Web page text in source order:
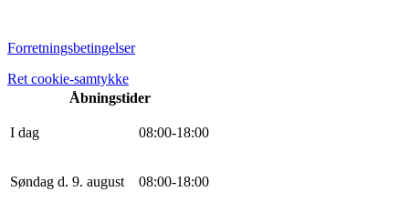
Forretningsbetingelser
Ret cookie-samtykke
Åbningstider
I dag 08:00-18:00
Søndag d. 9. august 08:00-18:00